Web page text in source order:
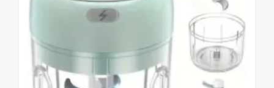
has
multiple